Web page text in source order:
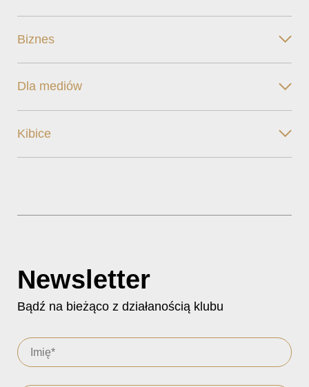
Biznes
Dla mediów
Kibice
Newsletter
Bądź na bieżąco z działanością klubu